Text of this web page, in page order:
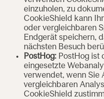
einzuholen, zu
CookieShield kann
oder vergleichbaren
Endgerät speichern,
nächsten Besuch
PostHog: PostHog ist
eingesetzte
verwendet, wenn Sie
vergleichbaren
CookieShield